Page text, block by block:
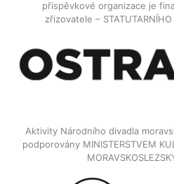
příspěvkové organizace je
zřizovatele – STATUTARNÍHO
Aktivity Národního divadla
podporovány MINISTERSTVEM